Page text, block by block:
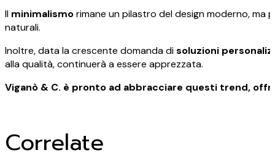
Il minimalismorimane un pilastro del design moderno,
naturali.
Inoltre, data la crescente domanda disoluzioni
alla qualità, continuerà a essere apprezzata.
Viganò & C. è pronto ad abbracciare questi trend,
Correlate